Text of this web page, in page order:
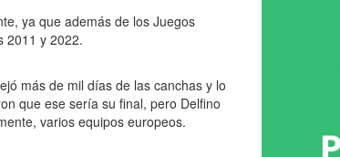
ya que además de los Juegos
2011 y 2022.
más de mil días de las canchas y lo
que ese sería su final, pero Delfino
varios equipos europeos.